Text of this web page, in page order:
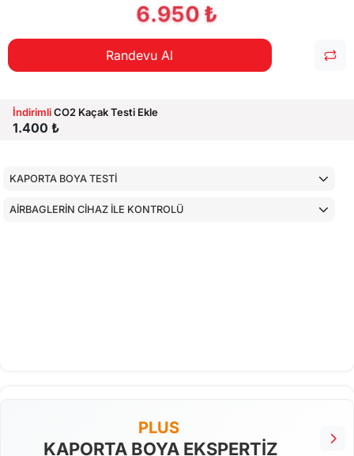
6.950 ₺
Randevu Al
İndirimliCO2 Kaçak Testi Ekle
1.400 ₺
KAPORTA BOYA TESTİ
AİRBAGLERİN CİHAZ İLE KONTROLÜ
PLUS
KAPORTA BOYA EKSPERTİZ